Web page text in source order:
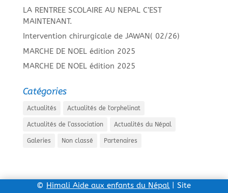
LA RENTREE SCOLAIRE AU NEPAL C’EST
MAINTENANT.
Intervention chirurgicale de JAWAN( 02/26)
MARCHE DE NOEL édition 2025
MARCHE DE NOEL édition 2025
Catégories
Actualités Actualités de l'orphelinat
Actualités de l’association Actualités du Népal
Galeries Non classé Partenaires
© Himali Aide aux enfants du Népal | Site